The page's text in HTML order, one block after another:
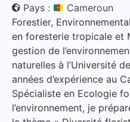
Pays :
Cameroun
Forestier,
en foresterie tropicale et
gestion de
naturelles à l’Université
années d’expérience au
Spécialiste en Ecologie
l’environnement, je